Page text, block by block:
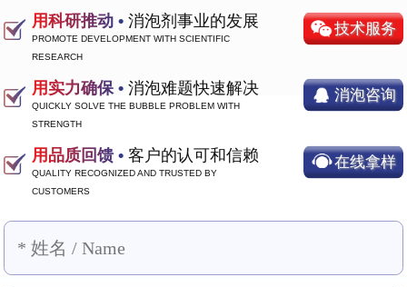
用科研推动 • 消泡剂事业的发展
PROMOTE DEVELOPMENT WITH SCIENTIFIC
RESEARCH
用实力确保 • 消泡难题快速解决
QUICKLY SOLVE THE BUBBLE PROBLEM WITH
STRENGTH
用品质回馈 • 客户的认可和信赖
QUALITY RECOGNIZED AND TRUSTED BY
CUSTOMERS
技术服务
消泡咨询
在线拿样